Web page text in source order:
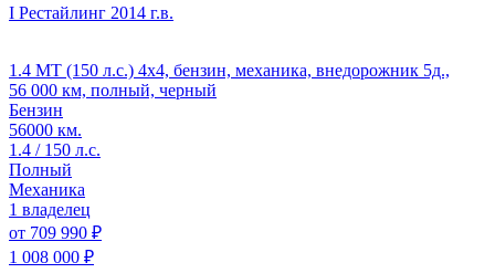
I Рестайлинг 2014 г.в.
1.4 MT (150 л.с.) 4x4, бензин, механика, внедорожник 5д.,
56 000 км, полный, черный
Бензин
56000 км.
1.4 / 150 л.с.
Полный
Механика
1 владелец
от 709 990 ₽
1 008 000 ₽